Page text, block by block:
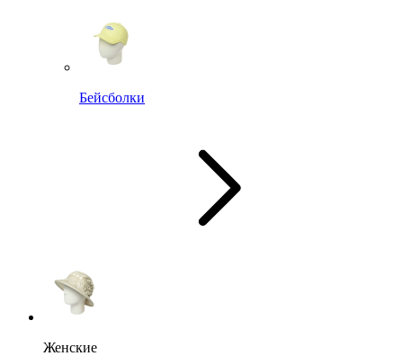
Бейсболки
Женские